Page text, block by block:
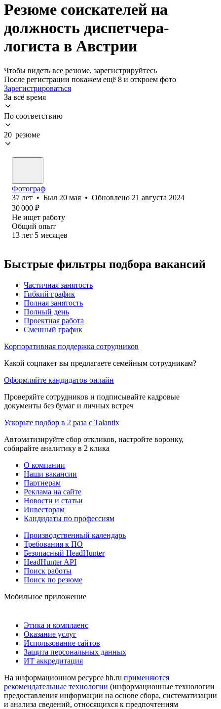
Резюме соискателей на
должность диспетчера-
логиста в Австрии
Чтобы видеть все резюме, зарегистрируйтесь
После регистрации покажем ещё 8 и откроем фото
Зарегистрироваться
За всё время
По соответствию
20 резюме
Фотограф
37 лет • Был 20 мая • Обновлено 21 августа 2024
30 000 ₽
Не ищет работу
Общий опыт
13 лет 5 месяцев
Быстрые фильтры подбора вакансий
Частичная занятость
Гибкий график
Полная занятость
Полный день
Проектная работа
Сменный график
Корпоративная поддержка сотрудников
Какой соцпакет вы предлагаете семейным сотрудникам?
Оформляйте кандидатов онлайн
Проверяйте сотрудников и подписывайте кадровые
документы без бумаг и личных встреч
Ускорьте подбор в 2 раза с Talantix
Автоматизируйте сбор откликов, настройте воронку,
собирайте аналитику в 2 клика
О компании
Наши вакансии
Партнерам
Реклама на сайте
Новости и статьи
Инвесторам
Кандидаты по профессиям
Производственный календарь
Требования к ПО
Безопасный HeadHunter
HeadHunter API
Поиск работы
Поиск по резюме
Мобильное приложение
Этика и комплаенс
Оказание услуг
Использование сайтов
Защита персональных данных
ИТ аккредитация
На информационном ресурсе hh.ru применяются
рекомендательные технологии (информационные технологии
предоставления информации на основе сбора, систематизации
и анализа сведений, относящихся к предпочтениям